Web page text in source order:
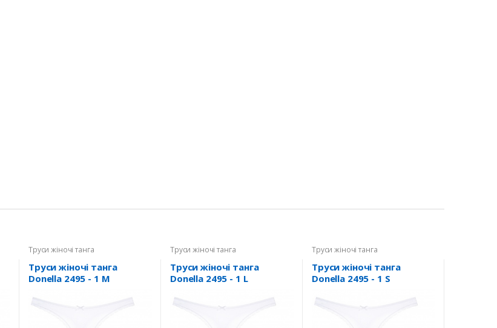
Труси жіночі танга
Труси жіночі танга
Donella 2495 - 1 M
Труси жіночі танга
Труси жіночі танга
Donella 2495 - 1 L
Труси жіночі танга
Труси жіночі танга
Donella 2495 - 1 S